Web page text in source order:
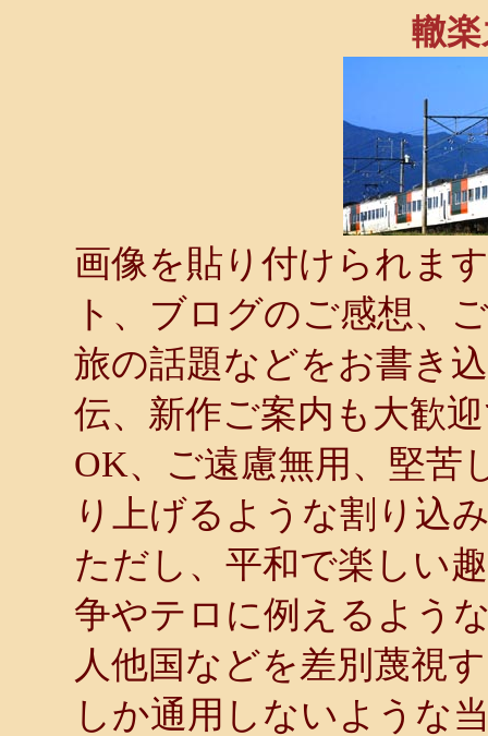
轍
画像を貼り付けられま
ト、ブログのご感想、
旅の話題などをお書き
伝、新作ご案内も大歓
OK、ご遠慮無用、堅苦
り上げるような割り込
ただし、平和で楽しい
争やテロに例えるよう
人他国などを差別蔑視
しか通用しないような